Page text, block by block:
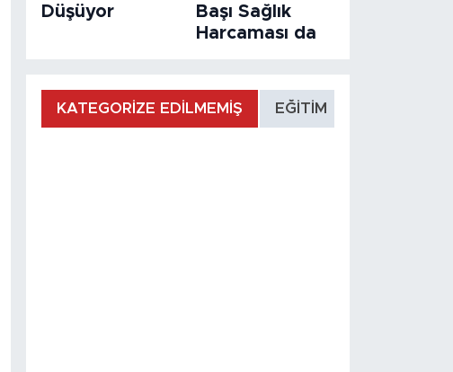
Düşüyor
Başı Sağlık
Harcaması da
KATEGORİZE EDİLMEMİŞ EĞİTİM